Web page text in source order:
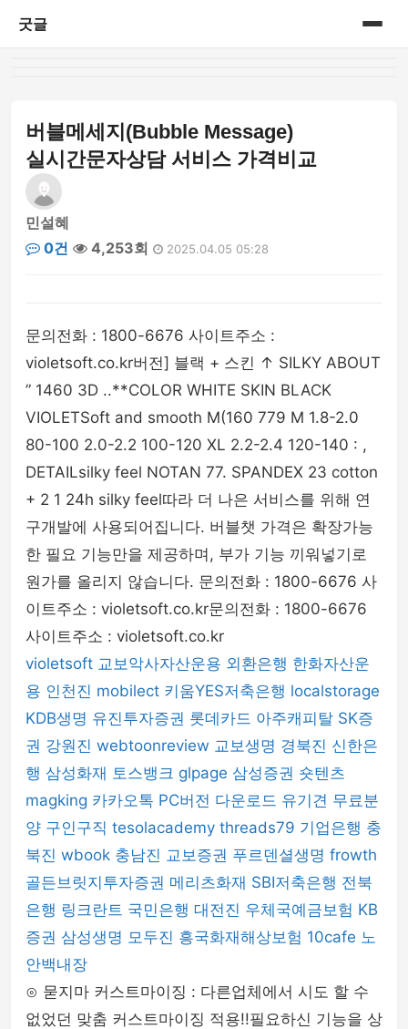
굿글
버블메세지(Bubble Message)
실시간문자상담 서비스 가격비교
민설혜
0건
4,253회 2025.04.05 05:28
문의전화 : 1800-6676 사이트주소 :
violetsoft.co.kr버전] 블랙 + 스킨 ↑ SILKY ABOUT
” 1460 3D ..**COLOR WHITE SKIN BLACK
VIOLETSoft and smooth M(160 779 M 1.8-2.0
80-100 2.0-2.2 100-120 XL 2.2-2.4 120-140 : ,
DETAILsilky feel NOTAN 77. SPANDEX 23 cotton
+ 2 1 24h silky feel따라 더 나은 서비스를 위해 연
구개발에 사용되어집니다. 버블챗 가격은 확장가능
한 필요 기능만을 제공하며, 부가 기능 끼워넣기로
원가를 올리지 않습니다. 문의전화 : 1800-6676 사
이트주소 : violetsoft.co.kr문의전화 : 1800-6676
사이트주소 : violetsoft.co.kr
violetsoft 교보악사자산운용 외환은행 한화자산운
용 인천진 mobilect 키움YES저축은행 localstorage
KDB생명 유진투자증권 롯데카드 아주캐피탈 SK증
권 강원진 webtoonreview 교보생명 경북진 신한은
행 삼성화재 토스뱅크 glpage 삼성증권 숏텐츠
magking 카카오톡 PC버전 다운로드 유기견 무료분
양 구인구직 tesolacademy threads79 기업은행 충
북진 wbook 충남진 교보증권 푸르덴셜생명 frowth
골든브릿지투자증권 메리츠화재 SBI저축은행 전북
은행 링크란트 국민은행 대전진 우체국예금보험 KB
증권 삼성생명 모두진 흥국화재해상보험 10cafe 노
안백내장
⊙ 묻지마 커스트마이징 : 다른업체에서 시도 할 수
없었던 맞춤 커스트마이징 적용!!필요하신 기능을 상